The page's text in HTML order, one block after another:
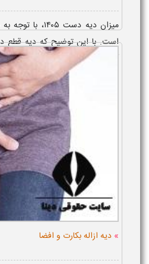
میزان دیه دست
است. با این توضیح که دیه قطع
فلج شدن دست، دو ...
» دیه ازاله بکارت و افضا